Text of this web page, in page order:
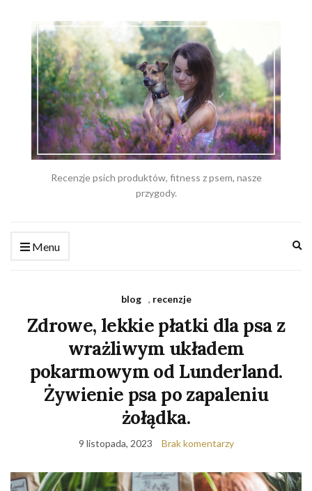
Recenzje psich produktów, fitness z psem, nasze
przygody.
Menu
blog , recenzje
Zdrowe, lekkie płatki dla psa z
wrażliwym układem
pokarmowym od Lunderland.
Żywienie psa po zapaleniu
żołądka.
9 listopada, 2023 Brak komentarzy